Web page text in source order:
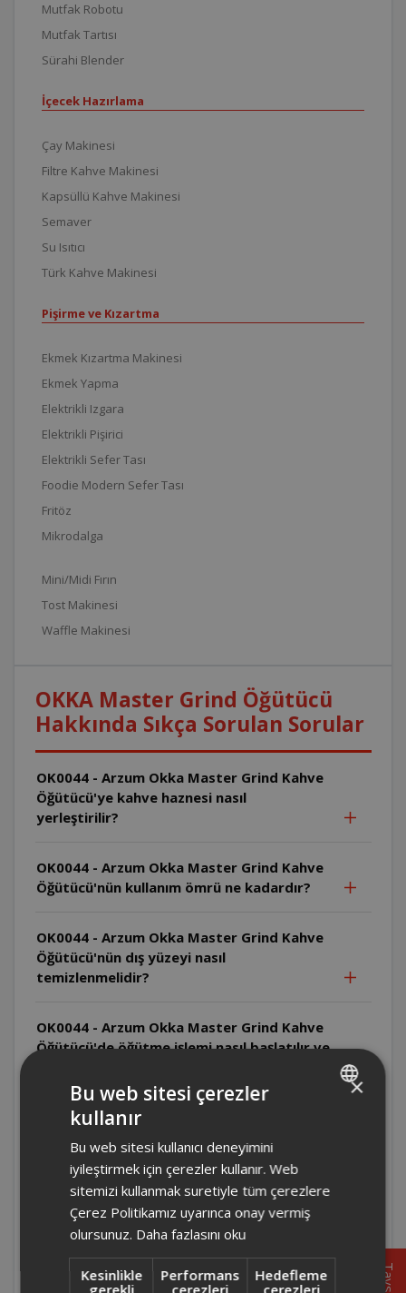
Mutfak Robotu
Mutfak Tartısı
Sürahi Blender
İçecek Hazırlama
Çay Makinesi
Filtre Kahve Makinesi
Kapsüllü Kahve Makinesi
Semaver
Su Isıtıcı
Türk Kahve Makinesi
Pişirme ve Kızartma
Ekmek Kızartma Makinesi
Ekmek Yapma
Elektrikli Izgara
Elektrikli Pişirici
Elektrikli Sefer Tası
Foodie Modern Sefer Tası
Fritöz
Mikrodalga
Mini/Midi Fırın
Tost Makinesi
Waffle Makinesi
OKKA Master Grind Öğütücü
Hakkında Sıkça Sorulan Sorular
OK0044 - Arzum Okka Master Grind Kahve
Öğütücü'ye kahve haznesi nasıl
yerleştirilir?
OK0044 - Arzum Okka Master Grind Kahve
Öğütücü'nün kullanım ömrü ne kadardır?
OK0044 - Arzum Okka Master Grind Kahve
Öğütücü'nün dış yüzeyi nasıl
temizlenmelidir?
OK0044 - Arzum Okka Master Grind Kahve
Öğütücü'de öğütme işlemi nasıl başlatılır ve
OK0044 - Arzum Okka Master Grind Kahve
OK0044 - Arzum Okka Master Grind Kahve
Öğütücü'de öğütme ayarı nasıl yapılır?
OK0044 - Arzum Okka Master Grind Kahve
Öğütücü'de manuel öğütme nasıl yapılır?
×
Bu web sitesi çerezler
kullanır
Bu web sitesi kullanıcı deneyimini
iyileştirmek için çerezler kullanır. Web
sitemizi kullanmak suretiyle tüm çerezlere
Çerez Politikamız uyarınca onay vermiş
olursunuz. Daha fazlasını oku
Kesinlikle
gerekli
Performans
çerezleri
Hedefleme
çerezleri